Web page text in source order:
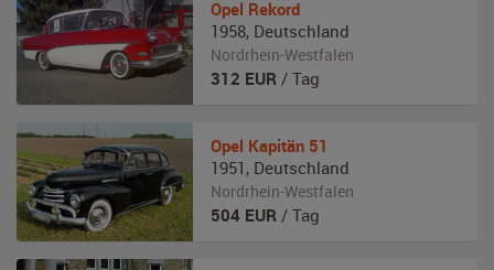
Opel Rekord
1958, Deutschland
Nordrhein-Westfalen
312 EUR / Tag
Opel Kapitän 51
1951 , Deutschland
Nordrhein-Westfalen
504 EUR / Tag